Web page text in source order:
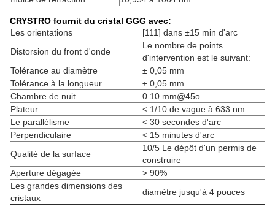
CRYSTRO fournit du cristal GGG avec:
Les orientations
[111] dans ±15 min d'arc
Distorsion du front d'onde
Le nombre de points
d'intervention est le suivant:
Tolérance au diamètre
± 0,05 mm
Tolérance à la longueur
± 0,05 mm
Chambre de nuit
0.10 mm@45o
Plateur
< 1/10 de vague à 633 nm
Le parallélisme
< 30 secondes d'arc
Perpendiculaire
< 15 minutes d'arc
Qualité de la surface
10/5 Le dépôt d'un permis de
construire
Aperture dégagée
> 90%
Les grandes dimensions des
cristaux
diamètre jusqu'à 4 pouces